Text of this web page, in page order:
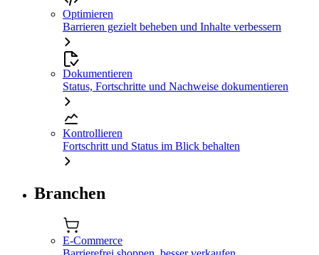
Optimieren
Barrieren gezielt beheben und Inhalte verbessern
Dokumentieren
Status, Fortschritte und Nachweise dokumentieren
Kontrollieren
Fortschritt und Status im Blick behalten
Branchen
E-Commerce